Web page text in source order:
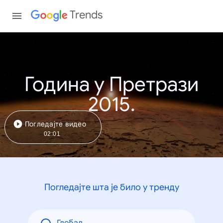
Trends
Година у Претрази
2015.
Погледајте видео
02:01
Погледајте шта је било у тренду